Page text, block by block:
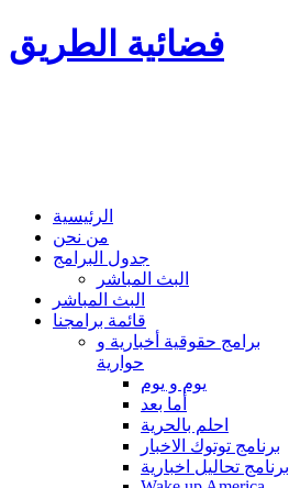
فضائية الطريق
الرئيسية
من نحن
جدول البرامج
البث المباشر
البث المباشر
قائمة برامجنا
برامج حقوقية أخبارية و
حوارية
يوم و يوم
أما بعد
احلم بالحرية
برنامج توتوك الاخبار
برنامج تحاليل اخبارية